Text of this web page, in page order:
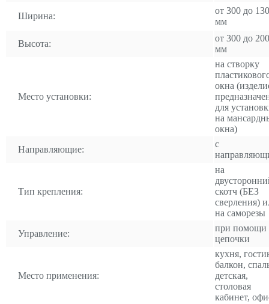
Ширина:
от 300 до
мм
Высота:
от 300 до
мм
Место установки:
на створку
окна
для
на
окна)
Направляющие:
с
Тип крепления:
на
скотч (БЕЗ
сверления)
на саморезы
Управление:
при помощи
цепочки
Место применения:
кухня,
балкон,
детская,
столовая
кабинет,